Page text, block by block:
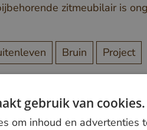
zitmeubilair is
Bruin Project
gebruik van cookies.
om inhoud en advertenties